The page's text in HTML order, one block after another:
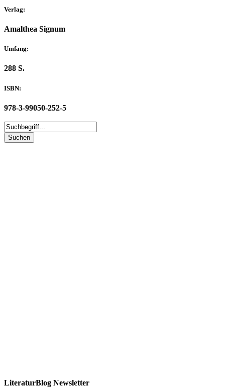
Verlag:
Amalthea Signum
Umfang:
288 S.
ISBN:
978-3-99050-252-5
LiteraturBlog Newsletter